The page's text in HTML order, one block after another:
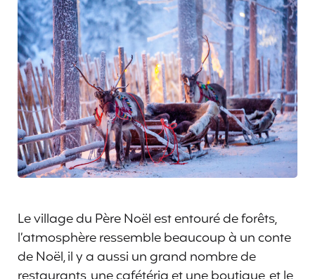
Le village du Père Noël est entouré de forêts,
l’atmosphère ressemble beaucoup à un conte
de Noël, il y a aussi un grand nombre de